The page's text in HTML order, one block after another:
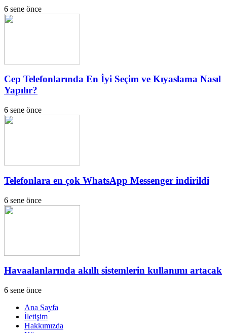
6 sene önce
Cep Telefonlarında En İyi Seçim ve Kıyaslama Nasıl
Yapılır?
6 sene önce
Telefonlara en çok WhatsApp Messenger indirildi
6 sene önce
Havaalanlarında akıllı sistemlerin kullanımı artacak
6 sene önce
Ana Sayfa
İletişim
Hakkımızda